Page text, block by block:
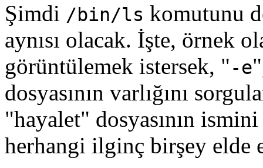
Şimdi /bin/ls komutunu
aynısı olacak. İşte, örnek
görüntülemek istersek, "-e
dosyasının varlığını
"hayalet" dosyasının ismini
herhangi ilginç birşey elde